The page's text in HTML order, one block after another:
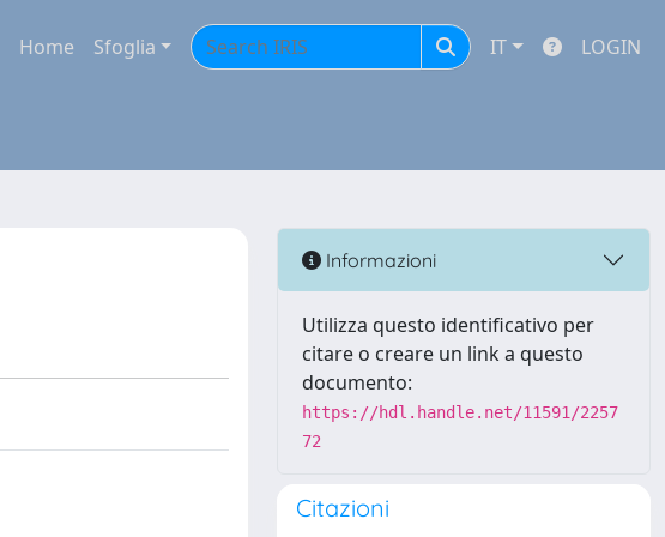
Home Sfoglia IT LOGIN
Informazioni
Utilizza questo identificativo per
citare o creare un link a questo
documento:
https://hdl.handle.net/11591/2257
72
Citazioni